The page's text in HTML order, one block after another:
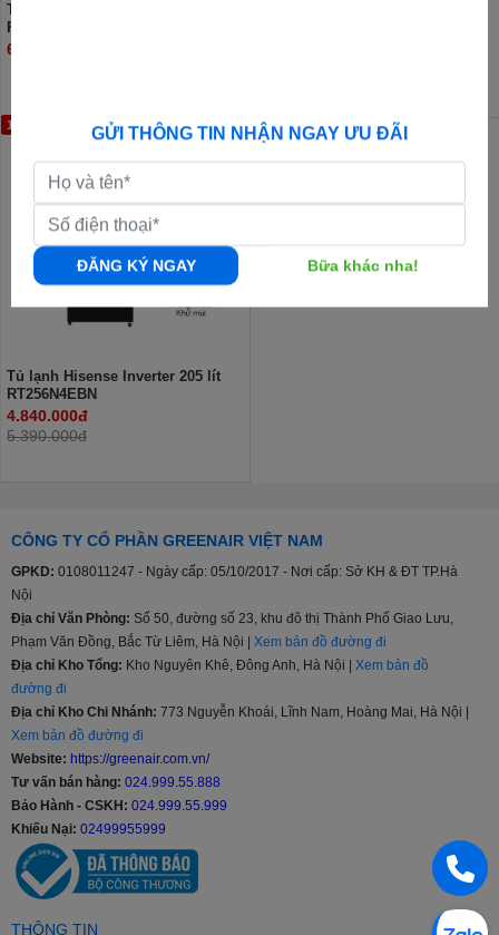
Tủ lạnh Hisense Inverter 324 lít
RT469N4EBND
6.950.000đ
10%
Tủ lạnh Hisense Inverter 205 lít
RT256N4EBN
4.840.000đ
5.390.000đ
CÔNG TY CỔ PHẦN GREENAIR VIỆT NAM
GPKD: 0108011247 - Ngày cấp: 05/10/2017 - Nơi cấp: Sở KH & ĐT TP.Hà
Nội
Địa chỉ Văn Phòng: Số 50, đường số 23, khu đô thị Thành Phố Giao Lưu,
Phạm Văn Đồng, Bắc Từ Liêm, Hà Nội | Xem bản đồ đường đi
Địa chỉ Kho Tổng: Kho Nguyên Khê, Đông Anh, Hà Nội | Xem bản đồ
đường đi
Địa chỉ Kho Chi Nhánh: 773 Nguyễn Khoái, Lĩnh Nam, Hoàng Mai, Hà Nội |
Xem bản đồ đường đi
Website: https://greenair.com.vn/
Tư vấn bán hàng: 024.999.55.888
Bảo Hành - CSKH: 024.999.55.999
Khiếu Nại: 02499955999
THÔNG TIN
GỬI THÔNG TIN NHẬN NGAY ƯU ĐÃI
ĐĂNG KÝ NGAY Bữa khác nha!